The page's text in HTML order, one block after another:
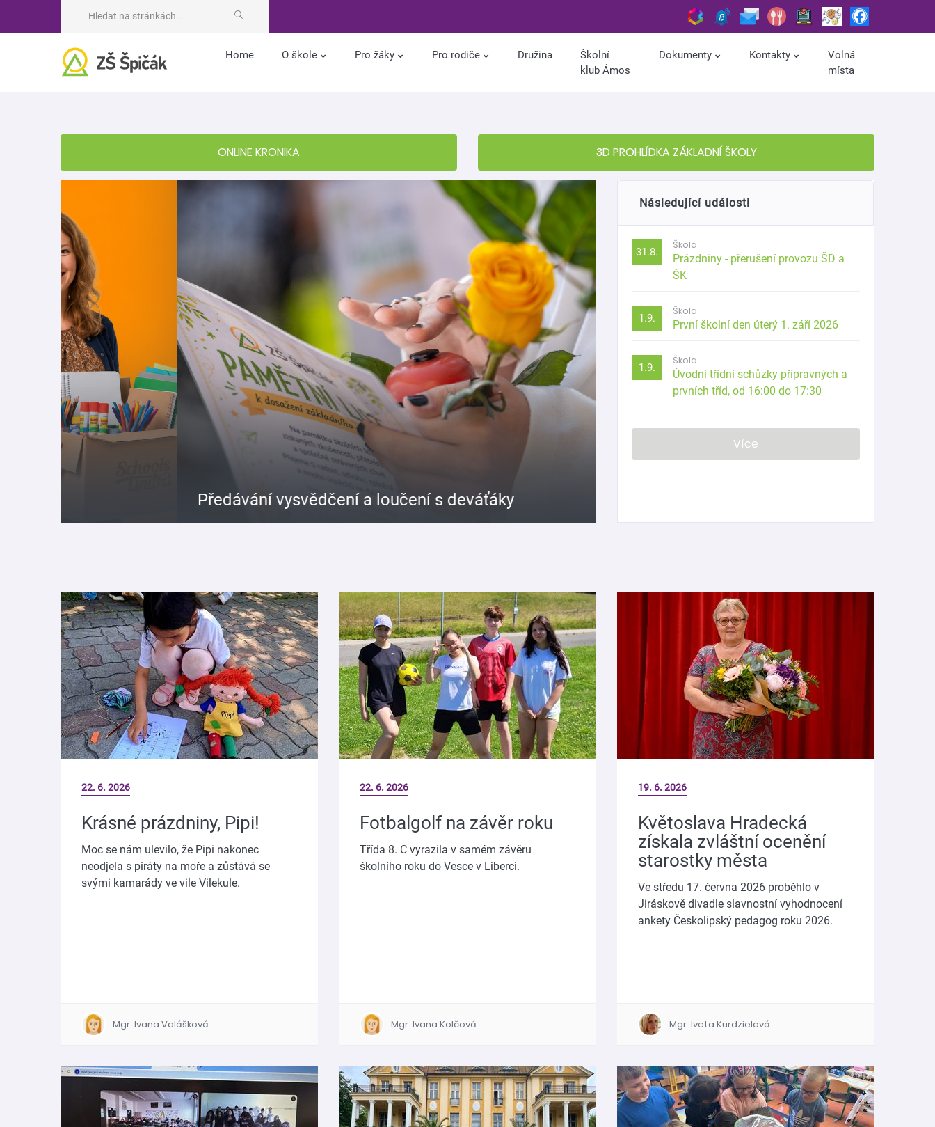
Home O škole Pro žáky Pro rodiče Družina
Školní
klub Ámos
Dokumenty Kontakty
Volná
místa
ONLINE KRONIKA 3D PROHLÍDKA ZÁKLADNÍ ŠKOLY
Předávání vysvědčení a loučení s deváťáky
Následující události
31.8.
Škola
Prázdniny - přerušení provozu ŠD a
ŠK
1.9.
Škola
První školní den úterý 1. září 2026
1.9.
Škola
Úvodní třídní schůzky přípravných a
prvních tříd, od 16:00 do 17:30
Více
22. 6. 2026
Krásné prázdniny, Pipi!
Moc se nám ulevilo, že Pipi nakonec
neodjela s piráty na moře a zůstává se
svými kamarády ve vile Vilekule.
Mgr. Ivana Valášková
22. 6. 2026
Fotbalgolf na závěr roku
Třída 8. C vyrazila v samém závěru
školního roku do Vesce v Liberci.
Mgr. Ivana Kolčová
19. 6. 2026
Květoslava Hradecká
získala zvláštní ocenění
starostky města
Ve středu 17. června 2026 proběhlo v
Jiráskově divadle slavnostní vyhodnocení
ankety Českolipský pedagog roku 2026.
Mgr. Iveta Kurdzielová